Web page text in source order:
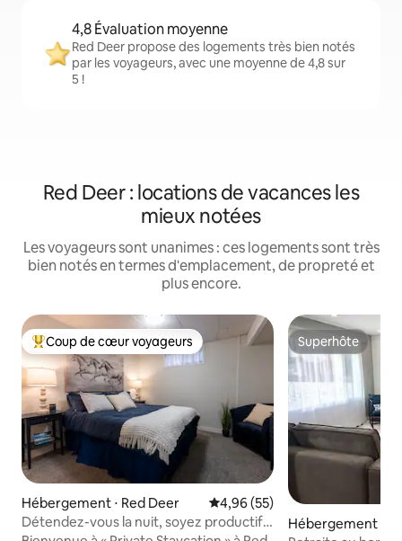
4,8 Évaluation moyenne
Red Deer propose des logements très bien notés
par les voyageurs, avec une moyenne de 4,8 sur
5 !
Red Deer : locations de vacances les
mieux notées
Les voyageurs sont unanimes : ces logements sont très
bien notés en termes d'emplacement, de propreté et
plus encore.
Coups de cœur voyageurs les plus appréciés
Coup de cœur voyageurs
Hébergement ⋅ Red Deer Évaluation moyenne sur la
4,96 (55)
Détendez-vous la nuit, soyez productif
Superhôte
Superhôte
Hébergement ⋅